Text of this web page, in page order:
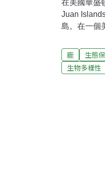
在美國華盛
Juan
島。在一個
腰上，推開
臺外便是蒼
門，這些可
鹿 生態
生物多樣性